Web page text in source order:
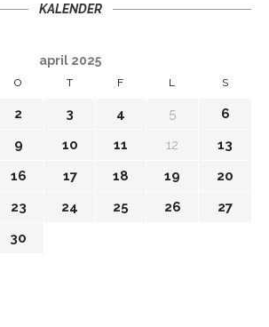
KALENDER
april 2025
O T F L S
2 3 4 5
6
9 10 11 12
13
16 17 18 19
20
23 24 25 26
27
30